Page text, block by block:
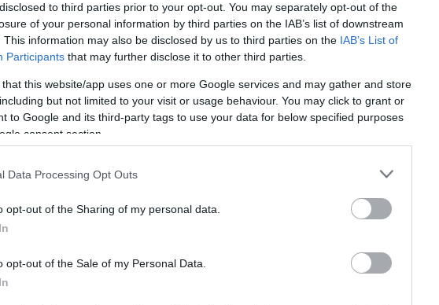
to third parties prior to your opt-out. You may separately opt-out of the
of your personal information by third parties on the IAB’s list of downstream
This information may also be disclosed by us to third parties on the IAB’s List of
Participants that may further disclose it to other third parties.
that this website/app uses one or more Google services and may gather and store
but not limited to your visit or usage behaviour. You may click to grant or
to Google and its third-party tags to use your data for below specified purposes
consent section.
Data Processing Opt Outs
opt-out of the Sharing of my personal data.
opt-out of the Sale of my Personal Data.
hajlandó lenne csapatot váltani, még ha
kéne lennie egy olyan helyen, ahol